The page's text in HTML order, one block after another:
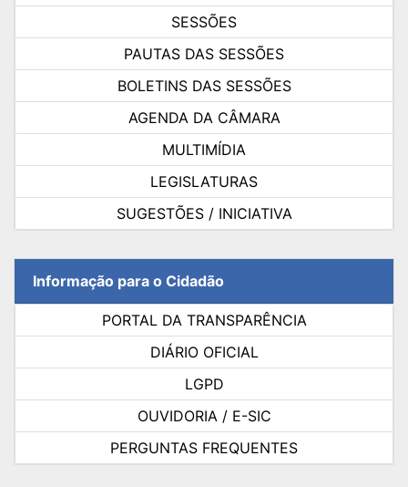
SESSÕES
PAUTAS DAS SESSÕES
BOLETINS DAS SESSÕES
AGENDA DA CÂMARA
MULTIMÍDIA
LEGISLATURAS
SUGESTÕES / INICIATIVA
Informação para o Cidadão
PORTAL DA TRANSPARÊNCIA
DIÁRIO OFICIAL
LGPD
OUVIDORIA / E-SIC
PERGUNTAS FREQUENTES